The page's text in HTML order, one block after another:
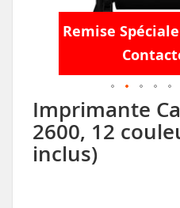
Imprimante
2600, 12
inclus)
Remise
Skip
to
the
beginning